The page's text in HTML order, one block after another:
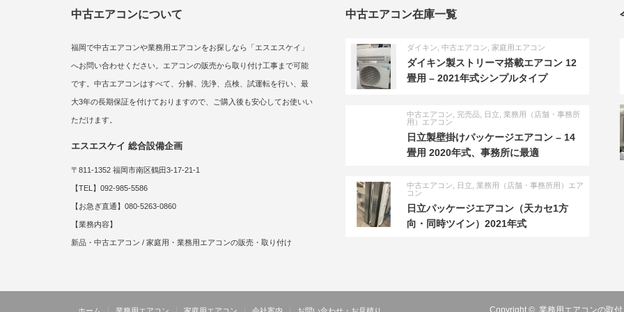
中古エアコンについて
福岡で中古エアコンや業務用エアコンをお探しなら「エスエスケイ」
へお問い合わせください。エアコンの販売から取り付け工事まで可能
です。中古エアコンはすべて、分解、洗浄、点検、試運転を行い、最
大3年の長期保証を付けておりますので、ご購入後も安心してお使いい
ただけます。
エスエスケイ 総合設備企画
〒811-1352 福岡市南区鶴田3-17-21-1
【TEL】092-985-5586
【お急ぎ直通】080-5263-0860
【業務内容】
新品・中古エアコン / 家庭用・業務用エアコンの販売・取り付け
中古エアコン在庫一覧
ダイキン 中古エアコン 家庭用エアコン
ダイキン製ストリーマ搭載エアコン 12
畳用 – 2021年式シンプルタイプ
中古エアコン 完売品 日立 業務用（店舗・事務所
用）エアコン
日立製壁掛けパッケージエアコン – 14
畳用 2020年式、事務所に最適
中古エアコン 日立 業務用（店舗・事務所用）エア
コン
日立パッケージエアコン（天カセ1方
向・同時ツイン）2021年式
Copyright © 業務用エアコンの取